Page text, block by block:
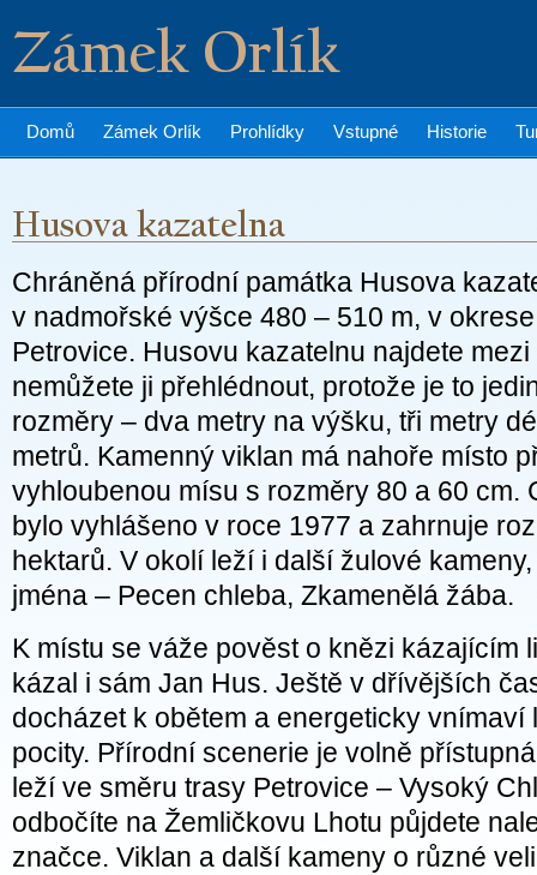
Zámek Orlík
Domů Zámek Orlík Prohlídky Vstupné Historie
Chráněná přírodní památka Husova
v nadmořské výšce 480 – 510 m, v
Petrovice. Husovu kazatelnu najdete
nemůžete ji přehlédnout, protože je to
rozměry – dva metry na výšku, tři metry
metrů. Kamenný viklan má nahoře místo
vyhloubenou mísu s rozměry 80 a 60 cm.
bylo vyhlášeno v roce 1977 a zahrnuje
hektarů. V okolí leží i další žulové
jména – Pecen chleba, Zkamenělá žába.
K místu se váže pověst o knězi kázajícím
kázal i sám Jan Hus. Ještě v dřívějších
docházet k obětem a energeticky vnímaví
pocity. Přírodní scenerie je volně
leží ve směru trasy Petrovice – Vysoký
odbočíte na Žemličkovu Lhotu půjdete
značce. Viklan a další kameny o různé